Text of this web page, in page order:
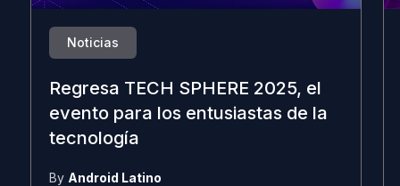
Noticias
Regresa TECH SPHERE 2025, el
evento para los entusiastas de la
tecnología
By Android Latino